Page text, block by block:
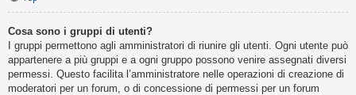
Cosa sono i gruppi di utenti?
I gruppi permettono agli amministratori di riunire gli utenti. Ogni utente può
appartenere a più gruppi e a ogni gruppo possono venire assegnati diversi
permessi. Questo facilita l’amministratore nelle operazioni di creazione di
moderatori per un forum, o di concessione di permessi per un forum